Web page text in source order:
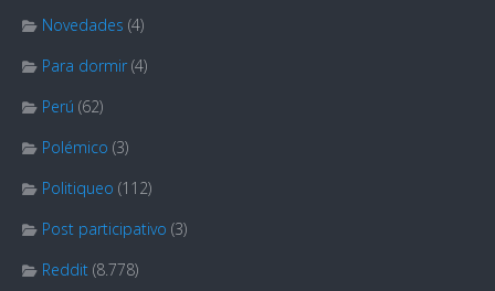
Novedades (4)
Para dormir (4)
Perú (62)
Polémico (3)
Politiqueo (112)
Post participativo (3)
Reddit (8.778)